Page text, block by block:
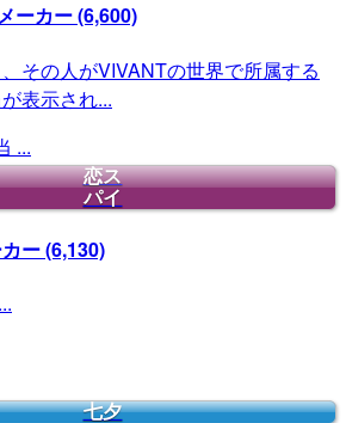
ーカー(6,600)
その人がVIVANTの世界で所属する
表示され...
...
恋ス
パイ
ー(6,130)
...
七夕